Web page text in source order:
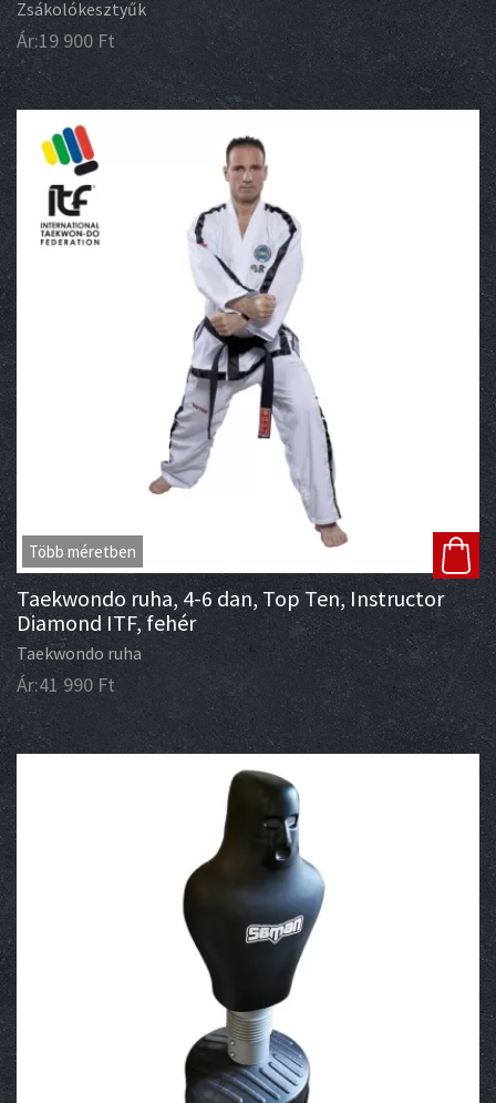
Zsákolókesztyűk
Ár:19 900 Ft
Több méretben
Taekwondo ruha, 4-6 dan, Top Ten, Instructor
Diamond ITF, fehér
Taekwondo ruha
Ár:41 990 Ft